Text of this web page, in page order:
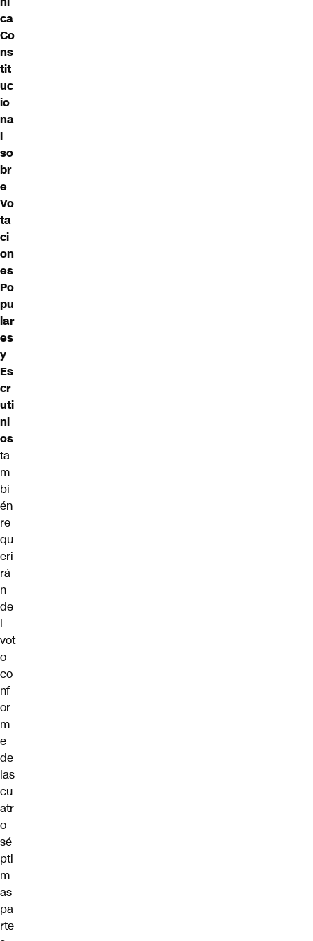
ca
Co
ns
tit
uc
io
na
l
so
br
e
Vo
ta
ci
on
es
Po
pu
lar
es
y
Es
cr
uti
ni
os
ta
m
bi
én
re
qu
eri
rá
n
de
l
vot
o
co
nf
or
m
e
de
las
cu
atr
o
sé
pti
m
as
pa
rte